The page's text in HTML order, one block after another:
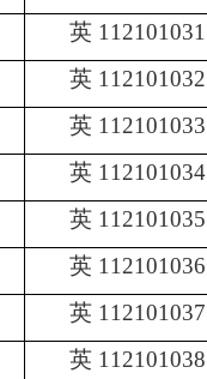
英 112101031
英 112101032
英 112101033
英 112101034
英 112101035
英 112101036
英 112101037
英 112101038